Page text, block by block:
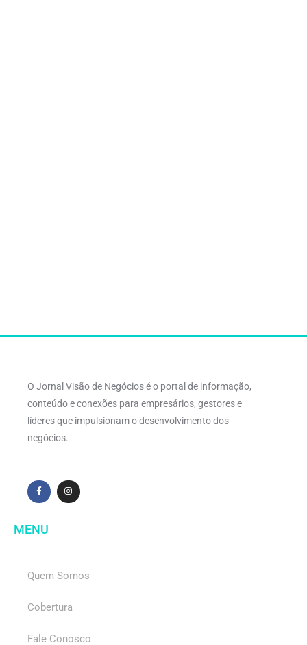
O Jornal Visão de Negócios é o portal de informação,
conteúdo e conexões para empresários, gestores e
líderes que impulsionam o desenvolvimento dos
negócios.
MENU
Quem Somos
Cobertura
Fale Conosco